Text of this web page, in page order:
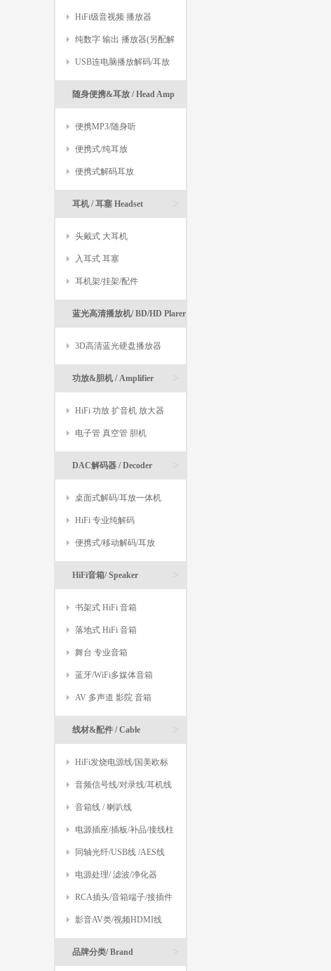
HiFi级音视频 播放器
纯数字 输出 播放器(另配解
码)USB连电脑播放解码/耳放
随身便携&耳放 / Head Amp
便携MP3/随身听
便携式/纯耳放
便携式解码耳放
耳机 / 耳塞 Headset
头戴式 大耳机
入耳式 耳塞
耳机架/挂架/配件
蓝光高清播放机/ BD/HD Plarer
3D高清蓝光硬盘播放器
功放&胆机 / Amplifier
HiFi 功放 扩音机 放大器
电子管 真空管 胆机
DAC解码器 / Decoder
桌面式解码/耳放一体机
HiFi 专业纯解码
便携式/移动解码/耳放
HiFi音箱/ Speaker
书架式 HiFi 音箱
落地式 HiFi 音箱
舞台 专业音箱
蓝牙/WiFi多媒体音箱
AV 多声道 影院 音箱
线材&配件 / Cable
HiFi发烧电源线/国美欧标
音频信号线/对录线/耳机线
音箱线 / 喇叭线
电源插座/插板/补品/接线柱
同轴光纤/USB线 /AES线
电源处理/ 滤波/净化器
RCA插头/音箱端子/接插件
影音AV类/视频HDMI线
品牌分类/ Brand